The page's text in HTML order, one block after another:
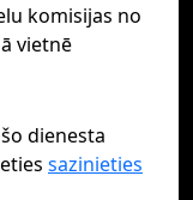
komisijas no
vietnē
dienesta
sazinieties